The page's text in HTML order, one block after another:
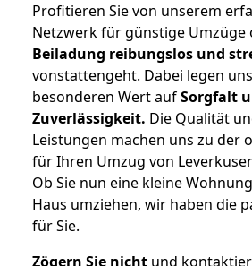
Profitieren Sie von unserem
Netzwerk für günstige Umzüge
Beiladung reibungslos und
vonstattengeht. Dabei legen
besonderen Wert aufSorgfalt
Zuverlässigkeit. Die Qualität
Leistungen machen uns zu der
für Ihren Umzug von
Ob Sie nun eine kleine
Haus umziehen, wir haben die
für Sie.
Zögern Sie nicht und